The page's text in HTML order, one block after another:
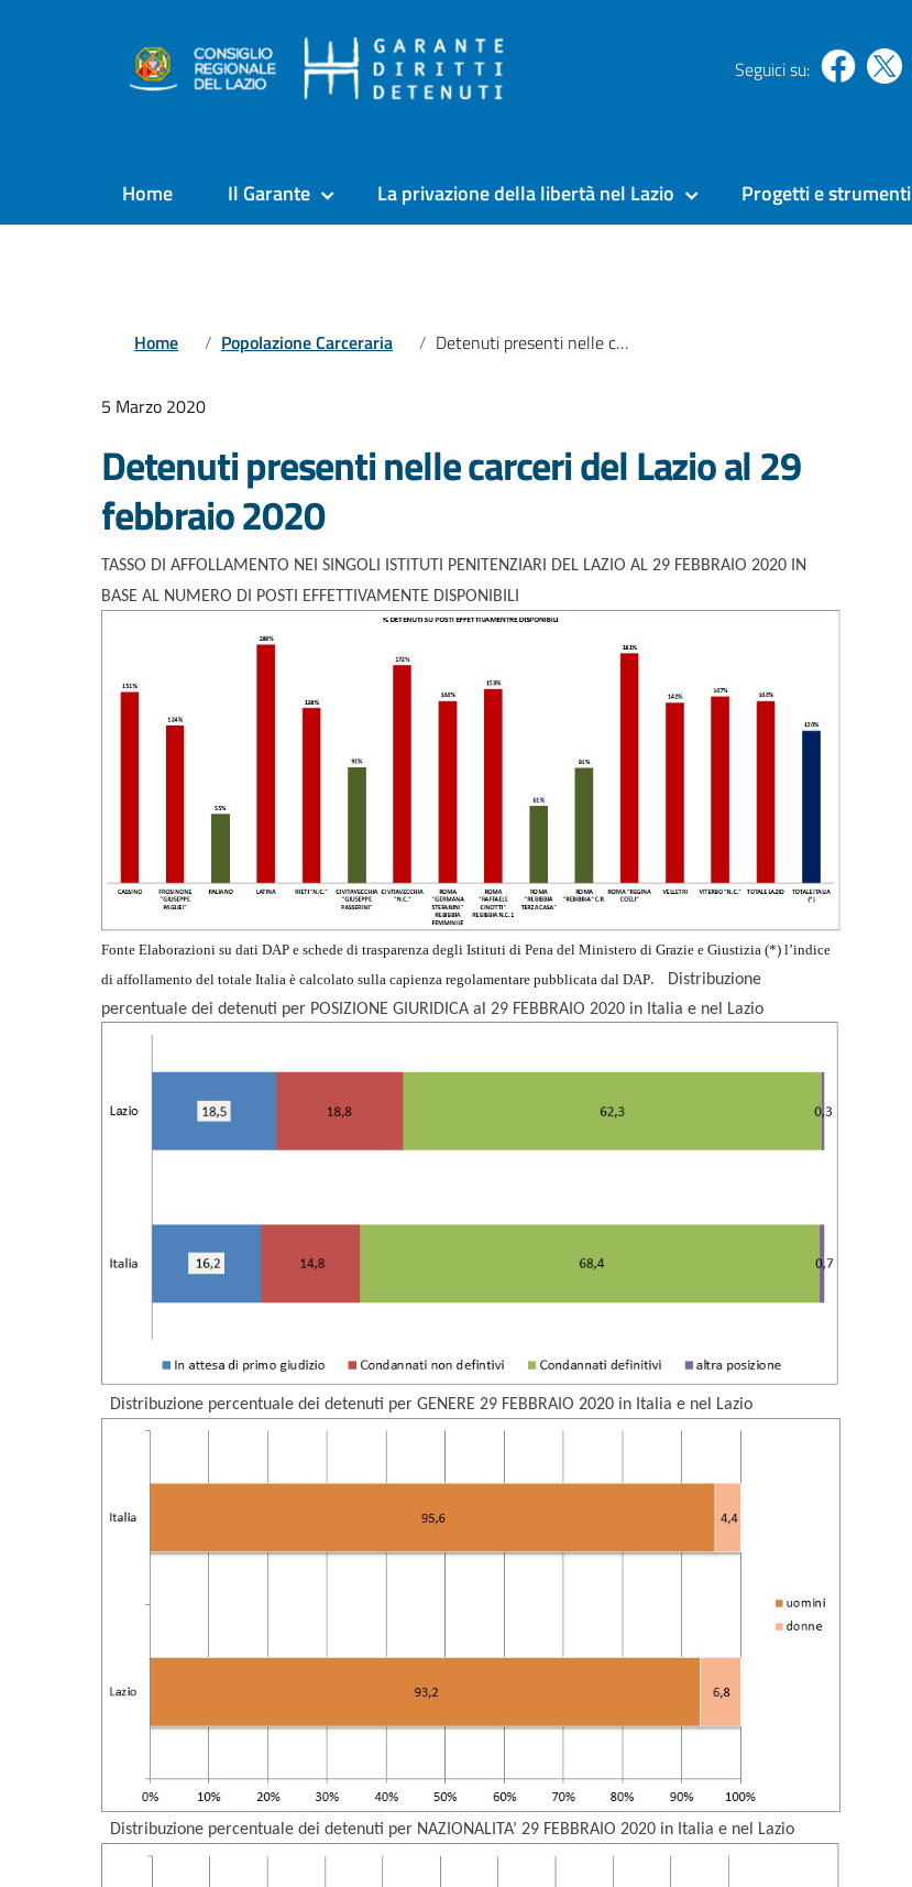
Seguici su:
Home Il Garante La privazione della libertà nel Lazio Progetti e strumenti
Home Popolazione Carceraria Detenuti presenti nelle carceri del Lazio al 29 febbraio 2020
5 Marzo 2020
Detenuti presenti nelle carceri del Lazio al 29
febbraio 2020
TASSO DI AFFOLLAMENTO NEI SINGOLI ISTITUTI PENITENZIARI DEL LAZIO AL 29 FEBBRAIO 2020 IN
BASE AL NUMERO DI POSTI EFFETTIVAMENTE DISPONIBILI
Fonte Elaborazioni su dati DAP e schede di trasparenza degli Istituti di Pena del Ministero di Grazie e Giustizia (*) l’indice
di affollamento del totale Italia è calcolato sulla capienza regolamentare pubblicata dal DAP.
Distribuzione
percentuale dei detenuti per POSIZIONE GIURIDICA al 29 FEBBRAIO 2020 in Italia e nel Lazio
Distribuzione percentuale dei detenuti per GENERE 29 FEBBRAIO 2020 in Italia e nel Lazio
Distribuzione percentuale dei detenuti per NAZIONALITA’ 29 FEBBRAIO 2020 in Italia e nel Lazio